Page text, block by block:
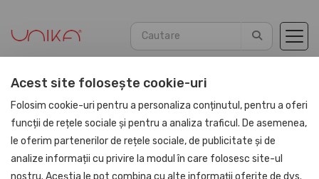
UNIKA - UNITATE
Acest site folosește cookie-uri
Folosim cookie-uri pentru a personaliza conținutul, pentru a oferi
funcții de rețele sociale și pentru a analiza traficul. De asemenea,
le oferim partenerilor de rețele sociale, de publicitate și de
analize informații cu privire la modul în care folosesc site-ul
nostru. Aceștia le pot combina cu alte informații oferite de dvs.